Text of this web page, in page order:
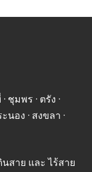
ชุมพร · ตรัง ·
นอง · สงขลา ·
สาย และ ไร้สาย